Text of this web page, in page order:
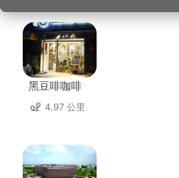
黑豆啡咖啡
4.97 公里